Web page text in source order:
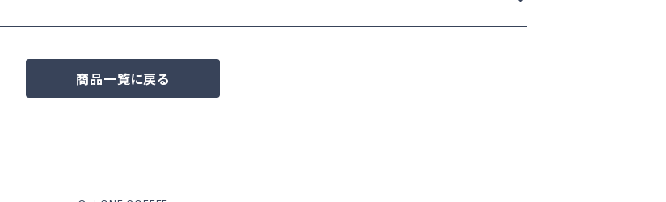
商品一覧に戻る